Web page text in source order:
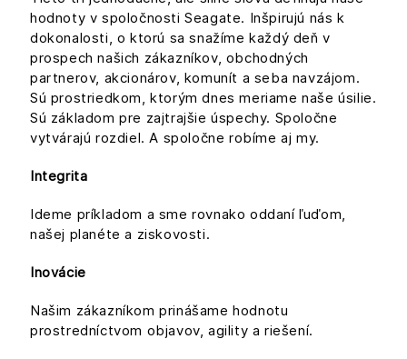
hodnoty v spoločnosti Seagate. Inšpirujú nás k
dokonalosti, o ktorú sa snažíme každý deň v
prospech našich zákazníkov, obchodných
partnerov, akcionárov, komunít a seba navzájom.
Sú prostriedkom, ktorým dnes meriame naše úsilie.
Sú základom pre zajtrajšie úspechy. Spoločne
vytvárajú rozdiel. A spoločne robíme aj my.
Integrita
Ideme príkladom a sme rovnako oddaní ľuďom,
našej planéte a ziskovosti.
Inovácie
Našim zákazníkom prinášame hodnotu
prostredníctvom objavov, agility a riešení.